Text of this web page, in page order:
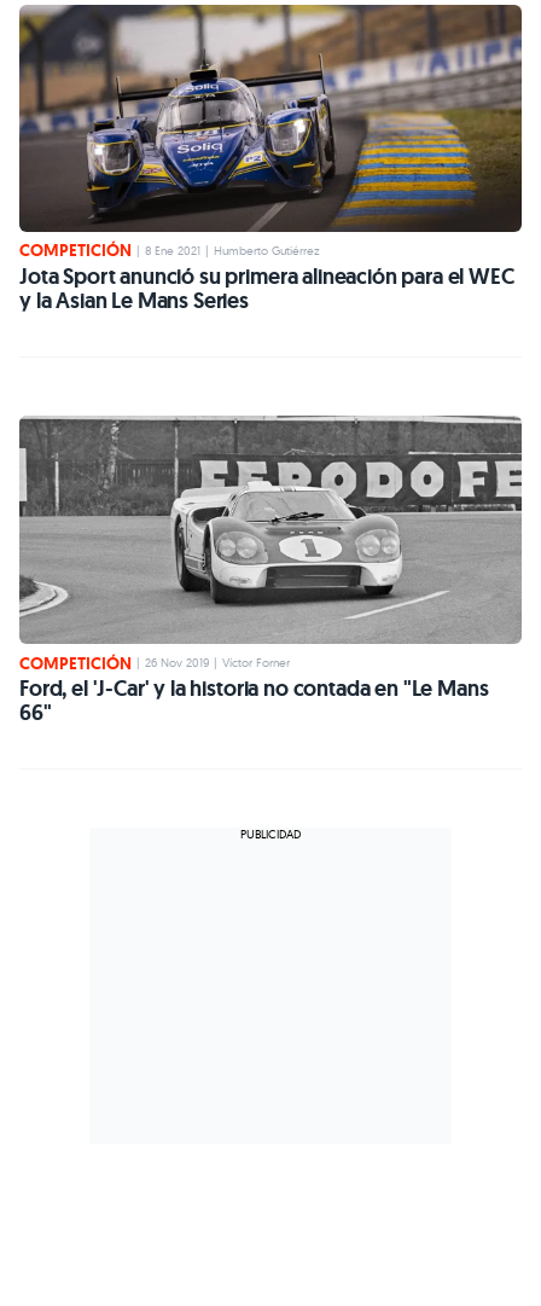
COMPETICIÓN | 8 Ene 2021 | Humberto Gutiérrez
Jota Sport anunció su primera alineación para el WEC
y la Asian Le Mans Series
COMPETICIÓN 26 Nov 2019 Víctor Forner
Ford, el 'J-Car' y la historia no contada en "Le Mans
66"